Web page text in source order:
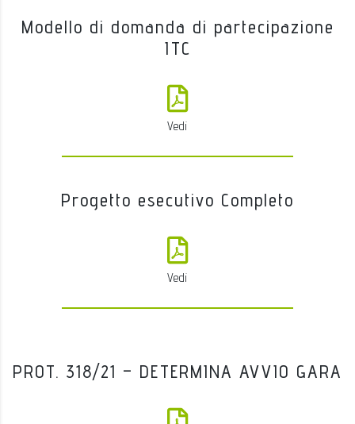
Modello di domanda di partecipazione
ITC
Vedi
Progetto esecutivo Completo
Vedi
PROT. 318/21 – DETERMINA AVVIO GARA